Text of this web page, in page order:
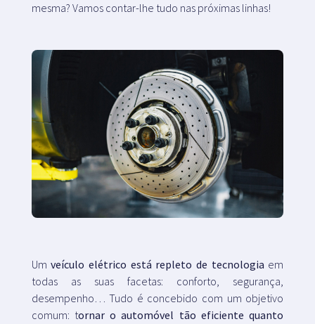
mesma? Vamos contar-lhe tudo nas próximas linhas!
Umveículo elétrico está repleto de tecnologia em
todas as suas facetas: conforto, segurança,
desempenho… Tudo é concebido com um objetivo
comum: tornar o automóvel tão eficiente quanto